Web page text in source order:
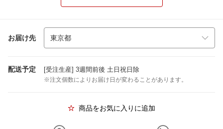
お届け先
配送予定 [受注生産] 3週間前後 土日祝日除
※注文個数によりお届け日が変わることがあります。
商品をお気に入りに追加